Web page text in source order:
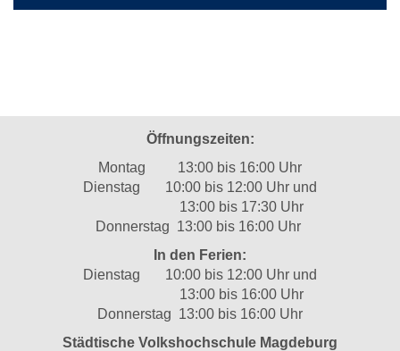
Öffnungszeiten:
Montag 13:00 bis 16:00 Uhr
Dienstag 10:00 bis 12:00 Uhr und
13:00 bis 17:30 Uhr
Donnerstag 13:00 bis 16:00 Uhr
In den Ferien:
Dienstag 10:00 bis 12:00 Uhr und
13:00 bis 16:00 Uhr
Donnerstag 13:00 bis 16:00 Uhr
Städtische Volkshochschule Magdeburg